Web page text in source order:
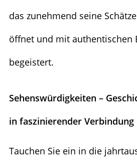
das zunehmend seine
öffnet und mit authentischen
begeistert.
Sehenswürdigkeiten –
in faszinierender Verbindung
Tauchen Sie ein in die